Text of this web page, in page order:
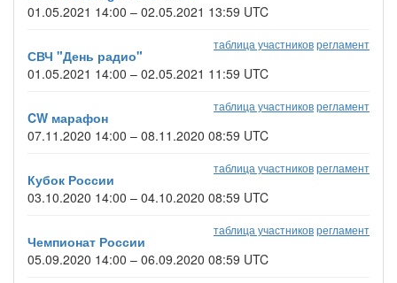
01.05.2021 14:00 – 02.05.2021 13:59 UTC
таблица участниковрегламент
СВЧ "День радио"
01.05.2021 14:00 – 02.05.2021 11:59 UTC
таблица участниковрегламент
CW марафон
07.11.2020 14:00 – 08.11.2020 08:59 UTC
таблица участниковрегламент
Кубок России
03.10.2020 14:00 – 04.10.2020 08:59 UTC
таблица участниковрегламент
Чемпионат России
05.09.2020 14:00 – 06.09.2020 08:59 UTC